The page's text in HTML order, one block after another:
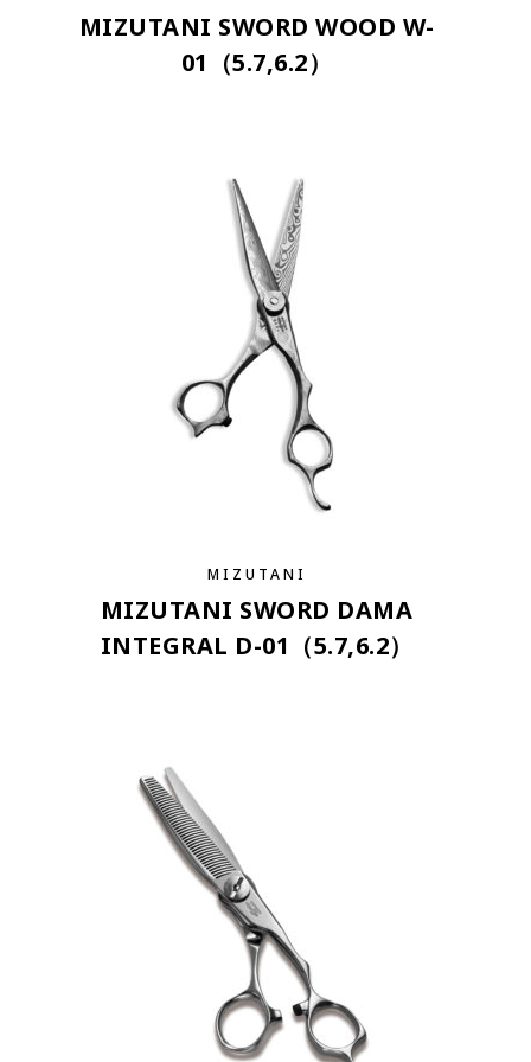
MIZUTANI SWORD WOOD W-
01（5.7,6.2）
MIZUTANI
MIZUTANI SWORD DAMA
INTEGRAL D-01（5.7,6.2）